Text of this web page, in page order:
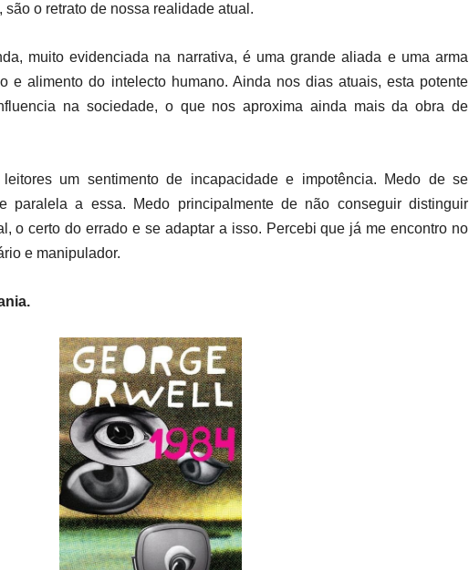
o retrato de nossa realidade atual.
muito evidenciada na narrativa, é uma grande aliada e uma arma
e alimento do intelecto humano. Ainda nos dias atuais, esta potente
na sociedade, o que nos aproxima ainda mais da obra de
um sentimento de incapacidade e impotência.
Medo de se
paralela a essa. Medo principalmente de não conseguir distinguir
o certo do errado e se adaptar a isso. Percebi que já me encontro no
e manipulador.